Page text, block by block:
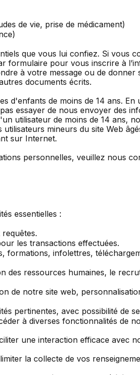
de vie, prise de médicament)
que vous lui confiez. Si vous
formulaire pour vous inscrire à
à votre message ou de
documents écrits.
d'enfants de moins de 14 ans.
essayer de nous envoyer des
utilisateur de moins de 14 ans,
mineurs du site Web
sur Internet.
personnelles, veuillez nous
essentielles :
les transactions effectuées.
formations, infolettres,
des ressources humaines, le
de notre site web,
pertinentes, avec possibilité de
à diverses fonctionnalités de
une interaction efficace avec
la collecte de vos